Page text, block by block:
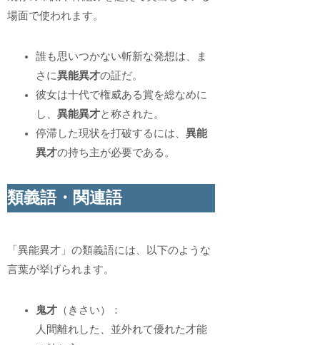
場面で使われます。
誰も思いつかない斬新な発想は、ま
さに異能異才の証だ。
彼女は十代で権威ある賞を総なめに
し、異能異才と称された。
停滞した現状を打破するには、異能
異才の持ち主が必要である。
類義語・関連語
「異能異才」の類義語には、以下のような
言葉が挙げられます。
鬼才 （きさい）：
人間離れした、並外れて優れた才能